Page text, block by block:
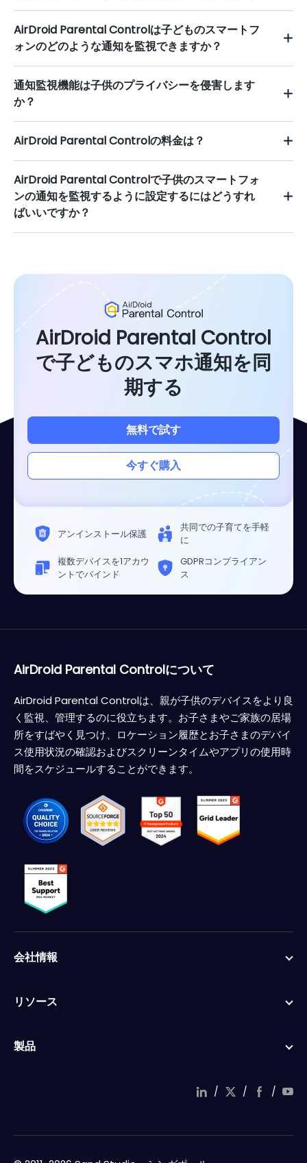
AirDroid Parental Controlは子どものスマートフ
ォンのどのような通知を監視できますか？
通知監視機能は子供のプライバシーを侵害します
か？
AirDroid Parental Controlの料金は？
AirDroid Parental Controlで子供のスマートフォ
ンの通知を監視するように設定するにはどうすれ
ばいいですか？
AirDroid Parental Control
で子どものスマホ通知を同
期する
無料で試す
今すぐ購入
アンインストール保護
共同での子育てを手軽
に
複数デバイスを1アカウ
ントでバインド
GDPRコンプライアン
ス
AirDroid Parental Controlについて
AirDroid Parental Controlは、親が子供のデバイスをより良
く監視、管理するのに役立ちます。お子さまやご家族の居場
所をすばやく見つけ、ロケーション履歴とお子さまのデバイ
ス使用状況の確認およびスクリーンタイムやアプリの使用時
間をスケジュールすることができます。
会社情報
リソース
製品
/ / /